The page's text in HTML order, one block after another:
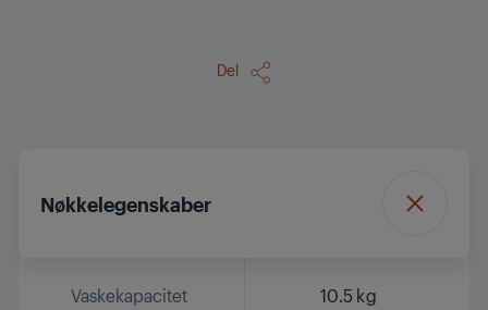
Del
Nøkkelegenskaber
Vaskekapacitet 10.5 kg